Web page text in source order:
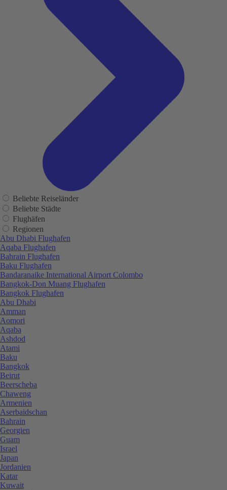
Beliebte Reiseländer
Beliebte Städte
Flughäfen
Regionen
Abu Dhabi Flughafen
Aqaba Flughafen
Bahrain Flughafen
Baku Flughafen
Bandaranaike International Airport Colombo
Bangkok-Don Muang Flughafen
Bangkok Flughafen
Abu Dhabi
Amman
Aomori
Aqaba
Ashdod
Atami
Baku
Bangkok
Beirut
Beerscheba
Chaweng
Armenien
Aserbaidschan
Bahrain
Georgien
Guam
Israel
Japan
Jordanien
Katar
Kuwait